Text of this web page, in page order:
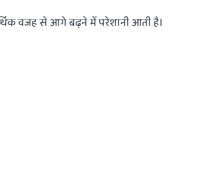
वजह से आगे बढ़ने में परेशानी आती है।